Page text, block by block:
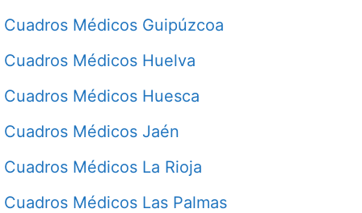
Cuadros Médicos Guipúzcoa
Cuadros Médicos Huelva
Cuadros Médicos Huesca
Cuadros Médicos Jaén
Cuadros Médicos La Rioja
Cuadros Médicos Las Palmas